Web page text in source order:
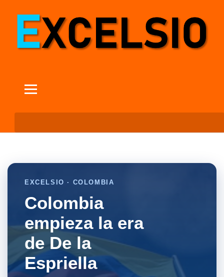
EXCELSIO · COLOMBIA
Colombia
empieza la era
de De la
Espriella